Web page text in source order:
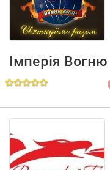
Імперія Вогню